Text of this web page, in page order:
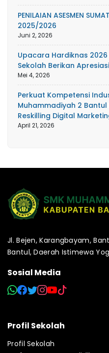
PENILAIAN ASESMEN
2025/2026
Juni 2, 2026
Upacara Hardiknas
Sekolah Berikan
Mei 4, 2026
Perkuat Kompetensi
Muhammadiyah 2
Reskilling Digital
April 21, 2026
Jl. Bejen, Karangbayam,
Bantul, Daerah Istimewa
Sosial Media
Profil Sekolah
Profil Sekolah